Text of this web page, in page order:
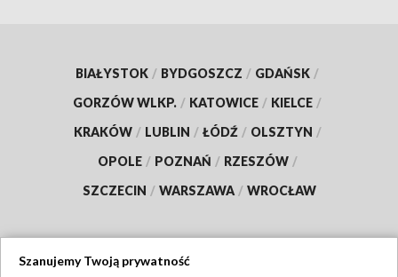
BIAŁYSTOK / BYDGOSZCZ / GDAŃSK /
GORZÓW WLKP. / KATOWICE / KIELCE /
KRAKÓW / LUBLIN / ŁÓDŹ / OLSZTYN /
OPOLE / POZNAŃ / RZESZÓW /
SZCZECIN / WARSZAWA / WROCŁAW
Szanujemy Twoją prywatność